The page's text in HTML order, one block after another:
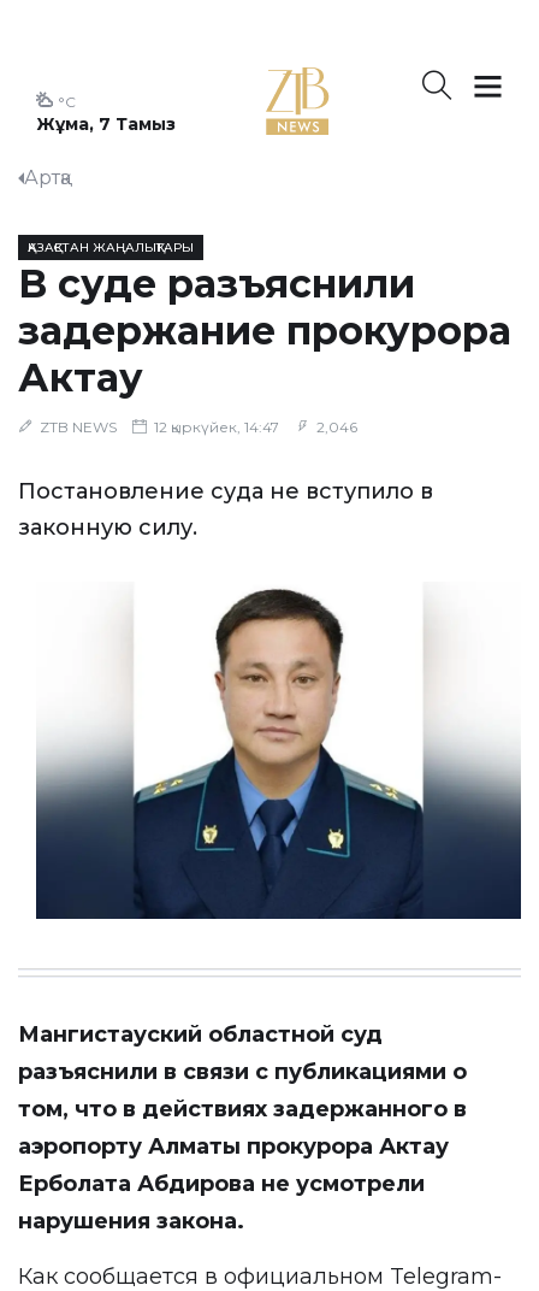
Жұма, 7 Тамыз
°C
Артқа
ҚАЗАҚСТАН ЖАҢАЛЫҚТАРЫ
В суде разъяснили
задержание прокурора
Актау
ZTB NEWS 12 қыркүйек, 14:47 2,046
Постановление суда не вступило в
законную силу.
Мангистауский областной суд
разъяснили в связи с публикациями о
том, что в действиях задержанного в
аэропорту Алматы прокурора Актау
Ерболата Абдирова не усмотрели
нарушения закона.
Как сообщается в официальном Telegram-